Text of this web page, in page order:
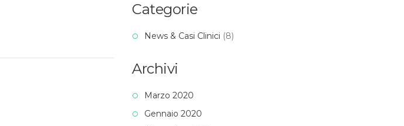
Categorie
News & Casi Clinici (8)
Archivi
Marzo 2020
Gennaio 2020